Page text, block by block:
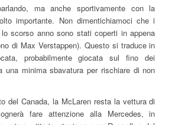
ma anche sportivamente con la
importante. Non dimentichiamoci che i
scorso anno sono stati coperti in appena
di Max Verstappen). Questo si traduce in
probabilmente giocata sul fino dei
una minima sbavatura per rischiare di non
del Canada, la McLaren resta la vettura di
fare attenzione alla Mercedes, in